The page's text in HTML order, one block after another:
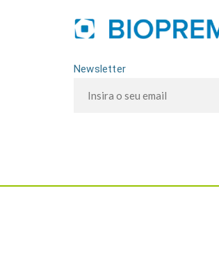
Newsletter